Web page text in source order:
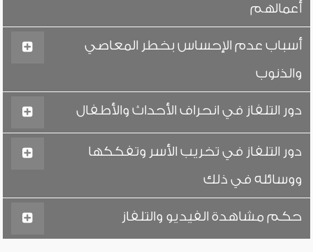
أعمالهم
أسباب عدم الإحساس بخطر المعاصي
والذنوب
دور التلفاز في انحراف الأحداث والأطفال
دور التلفاز في تخريب الأسر وتفككها
ووسائله في ذلك
حكم مشاهدة الفيديو والتلفاز